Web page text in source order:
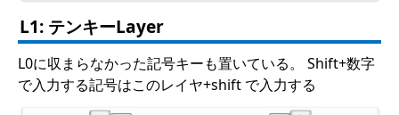
L1: テンキーLayer
L0に収まらなかった記号キーも置いている。 Shift+数字
で入力する記号はこのレイヤ+shift で入力する